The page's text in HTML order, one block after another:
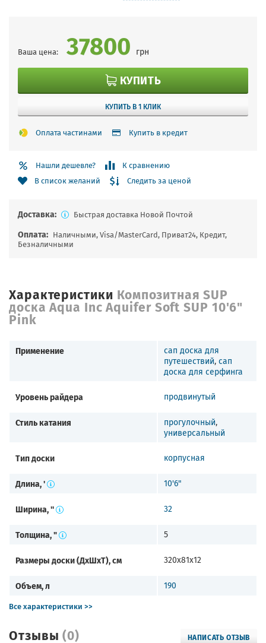
Ваша цена: 37800 грн
КУПИТЬ
КУПИТЬ В 1 КЛИК
Оплата частинами Купить в кредит
Нашли дешевле?
К сравнению
В список желаний
Следить за ценой
Доставка: Быстрая доставка Новой Почтой
Оплата: Наличными, Visa/MasterCard, Приват24, Кредит,
Безналичными
Отзывы(0) НАПИСАТЬ ОТЗЫВ
Характеристики Композитная SUP
доска Aqua Inc Aquifer Soft SUP 10'6"
Pink
Применение
сап доска для
путешествий, сап
доска для серфинга
Уровень райдера продвинутый
Стиль катания прогулочный,
универсальный
Тип доски корпусная
Длина, ' 10'6"
Ширина, '' 32
Толщина, " 5
Размеры доски (ДхШхТ), см 320х81х12
Объем, л
190
Все характеристики >>